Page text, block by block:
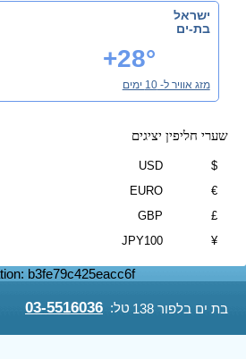
בת ים בלפור 138 טל: 03-5516036
ישראל
בת-ים
+28°
מזג אוויר ל- 10 ימים
שערי חליפין יציגים
$
USD
€
EURO
£
GBP
¥
JPY100
b3fe79c425eacc6f